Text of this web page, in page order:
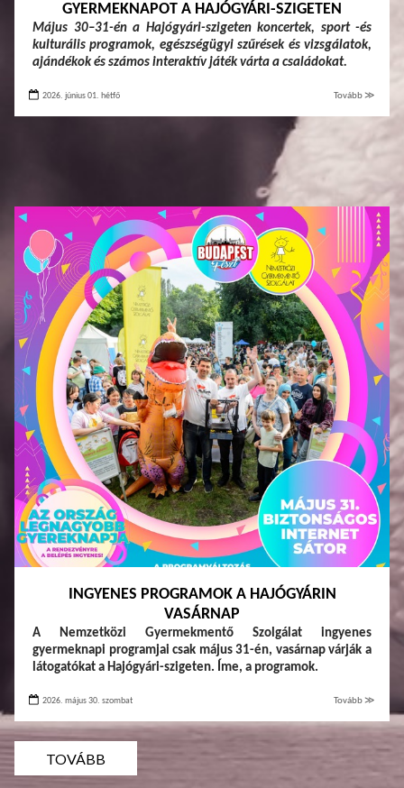
GYERMEKNAPOT A HAJÓGYÁRI-SZIGETEN
Május 30–31-én a Hajógyári-szigeten koncertek, sport -és
kulturális programok, egészségügyi szűrések és vizsgálatok,
ajándékok és számos interaktív játék várta a családokat.
2026. június 01. hétfő Tovább ≫
INGYENES PROGRAMOK A HAJÓGYÁRIN
VASÁRNAP
A Nemzetközi Gyermekmentő Szolgálat ingyenes
gyermeknapi programjai csak május 31-én, vasárnap várják a
látogatókat a Hajógyári-szigeten. Íme, a programok.
2026. május 30. szombat Tovább ≫
TOVÁBB